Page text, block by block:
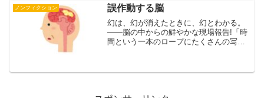
のベストセラーまで網羅されています。
（過去に既読したものも...
ノンフィクション 誤作動する脳
幻は、幻が消えたときに、幻とわかる。
――脳の中からの鮮やかな現場報告!「時
間という一本のロープにたくさんの写真